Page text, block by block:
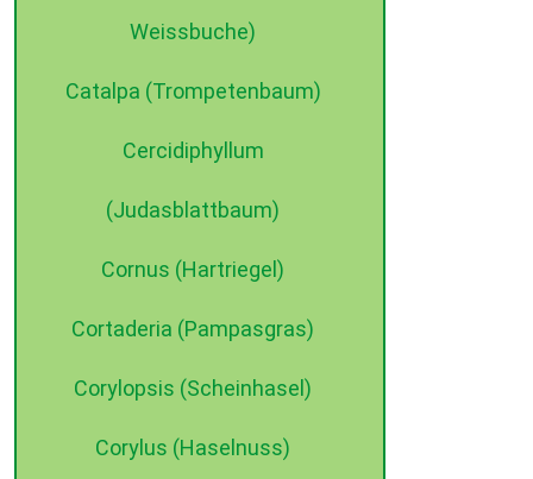
Weissbuche)
Catalpa (Trompetenbaum)
Cercidiphyllum
(Judasblattbaum)
Cornus (Hartriegel)
Cortaderia (Pampasgras)
Corylopsis (Scheinhasel)
Corylus (Haselnuss)
©2015 dehne internet